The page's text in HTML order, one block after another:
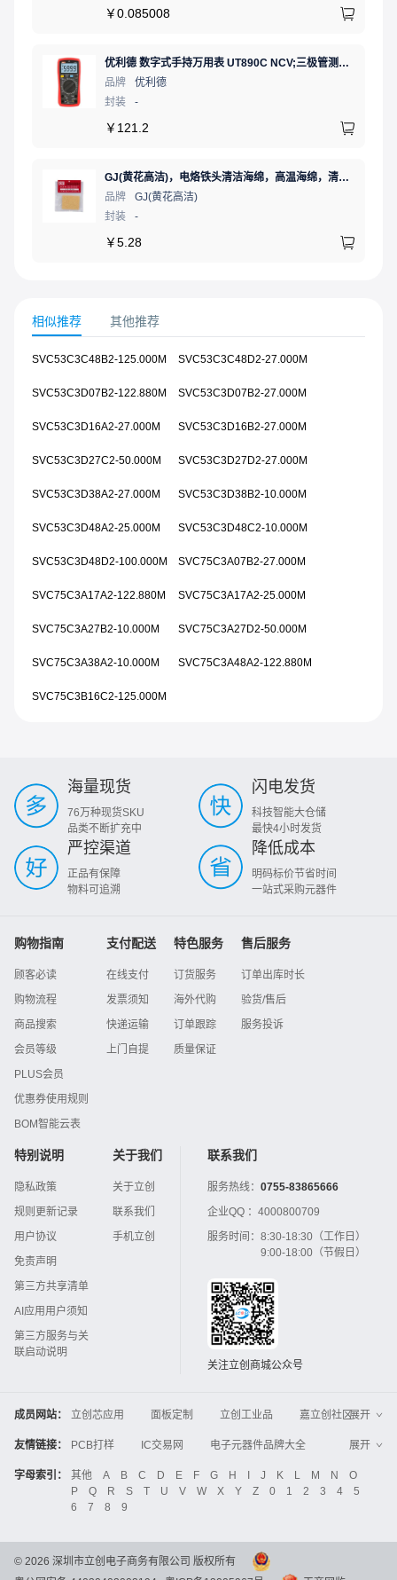
￥0.085008
优利德 数字式手持万用表 UT890C NCV;三极管测试;二极管测试;火线辨别;真有效值;通断测试
品牌
优利德
封装
-
￥ 121.2
GJ(黄花高洁)，电烙铁头清洁海绵，高温海绵，清洁棉，除锡棉，擦锡棉，ST-11A
品牌
GJ(黄花高洁)
封装
-
￥5.28
相似推荐 其他推荐
SVC53C3C48B2-125.000M SVC53C3C48D2-27.000M
SVC53C3D07B2-122.880M SVC53C3D07B2-27.000M
SVC53C3D16A2-27.000M SVC53C3D16B2-27.000M
SVC53C3D27C2-50.000M SVC53C3D27D2-27.000M
SVC53C3D38A2-27.000M SVC53C3D38B2-10.000M
SVC53C3D48A2-25.000M SVC53C3D48C2-10.000M
SVC53C3D48D2-100.000M SVC75C3A07B2-27.000M
SVC75C3A17A2-122.880M SVC75C3A17A2-25.000M
SVC75C3A27B2-10.000M SVC75C3A27D2-50.000M
SVC75C3A38A2-10.000M SVC75C3A48A2-122.880M
SVC75C3B16C2-125.000M
海量现货
76万种现货SKU
品类不断扩充中
闪电发货
科技智能大仓储
最快4小时发货
严控渠道
正品有保障
物料可追溯
降低成本
明码标价节省时间
一站式采购元器件
购物指南
顾客必读
购物流程
商品搜索
会员等级
PLUS会员
优惠券使用规则
BOM智能云表
支付配送
在线支付
发票须知
快递运输
上门自提
特色服务
订货服务
海外代购
订单跟踪
质量保证
售后服务
订单出库时长
验货/售后
服务投诉
特别说明
隐私政策
规则更新记录
用户协议
免责声明
第三方共享清单
AI应用用户须知
第三方服务与关
联启动说明
关于我们
关于立创
联系我们
手机立创
联系我们
服务热线： 0755-83865666
企业QQ ： 4000800709
服务时间： 8:30-18:30（工作日）
9:00-18:00（节假日）
关注立创商城公众号
成员网站： 立创芯应用 面板定制 立创工业品
嘉立创社区
3D打印
嘉立创FPC 嘉立创PCB
嘉立创FA
Global Website LCSC
ZXHPCB
展开
友情链接： PCB打样 IC交易网
电子元器件品牌大全
中国IC网
智能电网 机电设备
电子工程网
晶振
电子技术应用 21icsearch
电子展
工业品采购
IC电子网 锂电池
集成灶
中国机床商务网
DFRobot开源硬件商城
展开
字母索引： 其他 A B C D E F G H J K L M N
O
P
Q R S T U V W X Y Z 0 1 2 3 4
5
6
7 8 9
© 2026 深圳市立创电子商务有限公司 版权所有